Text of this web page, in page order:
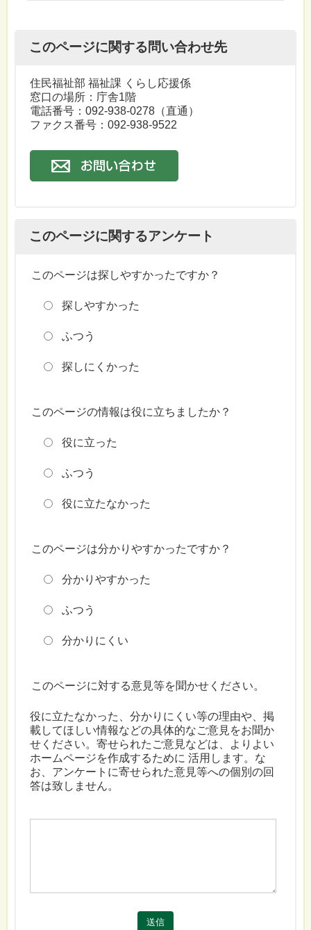
このページに関する問い合わせ先
住民福祉部 福祉課 くらし応援係
窓口の場所：庁舎1階
電話番号：092-938-0278（直通）
ファクス番号：092-938-9522
このページに関するアンケート
このページは探しやすかったですか？
探しやすかった
ふつう
探しにくかった
このページの情報は役に立ちましたか？
役に立った
ふつう
役に立たなかった
このページは分かりやすかったですか？
分かりやすかった
ふつう
分かりにくい
このページに対する意見等を聞かせください。
役に立たなかった、分かりにくい等の理由や、掲
載してほしい情報などの具体的なご意見をお聞か
せください。寄せられたご意見などは、よりよい
ホームページを作成するために 活用します。な
お、アンケートに寄せられた意見等への個別の回
答は致しません。
送信